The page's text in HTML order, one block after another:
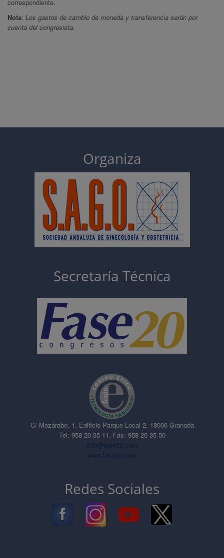
correspondiente.
Nota: Los gastos de cambio de moneda y transferencia serán por
cuenta del congresista.
Organiza
Secretaría Técnica
C/ Mozárabe, 1, Edificio Parque Local 2, 18006 Granada
Tel: 958 20 35 11, Fax: 958 20 35 50
info@fase20.com
www.fase20.com
Redes Sociales